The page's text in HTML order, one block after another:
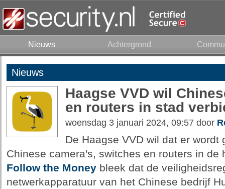
Nieuws Achtergrond
Nieuws
Haagse VVD wil
en routers in stad
woensdag 3 januari 2024, 09:57 door
De Haagse VVD wil dat er
Chinese camera's, switches en routers in de
Follow the Moneybleek dat de
netwerkapparatuur van het Chinese bedrijf